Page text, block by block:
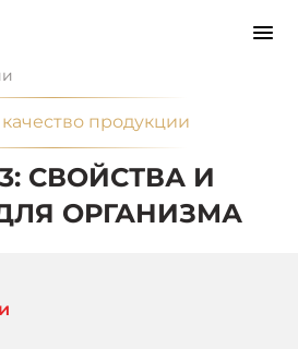
продукции
СВОЙСТВА И
ОРГАНИЗМА